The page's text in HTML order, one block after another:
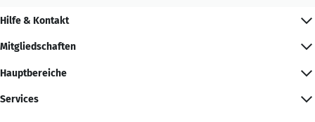
Hilfe & Kontakt
Mitgliedschaften
Hauptbereiche
Services